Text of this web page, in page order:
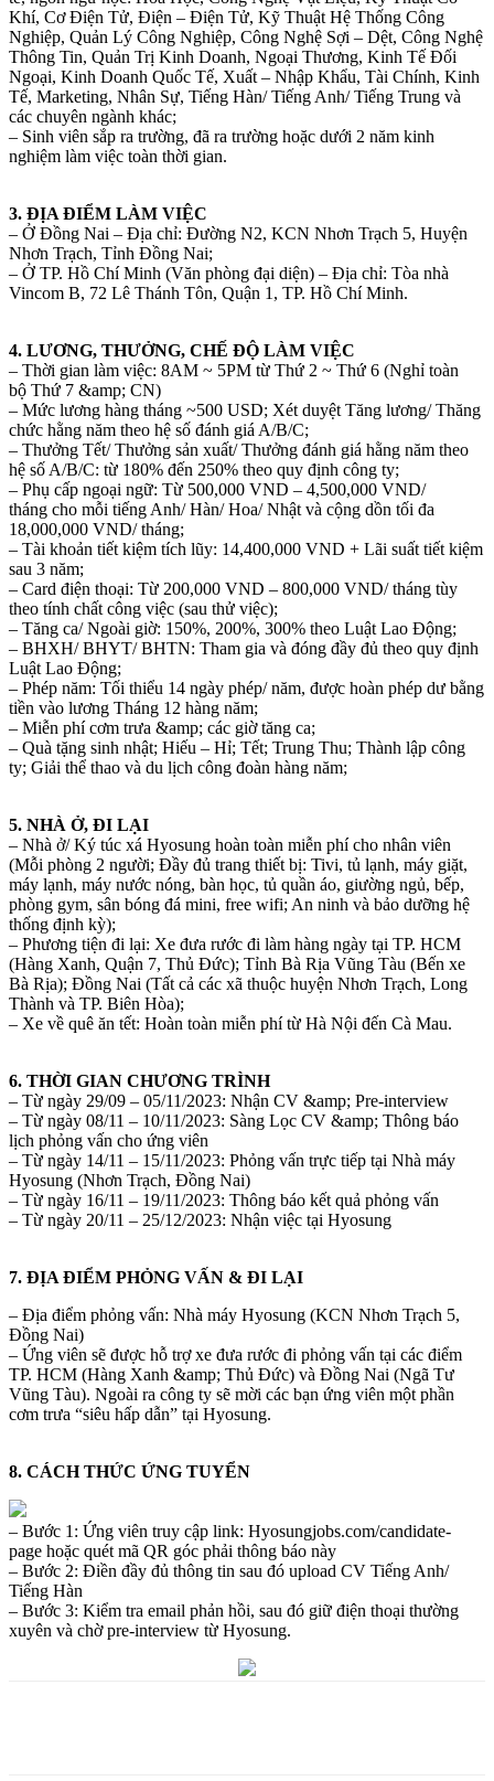
Khí, Cơ Điện Tử, Điện – Điện Tử, Kỹ Thuật Hệ Thống Công
Nghiệp, Quản Lý Công Nghiệp, Công Nghệ Sợi – Dệt, Công Nghệ
Thông Tin, Quản Trị Kinh Doanh, Ngoại Thương, Kinh Tế Đối
Ngoại, Kinh Doanh Quốc Tế, Xuất – Nhập Khẩu, Tài Chính, Kinh
Tế, Marketing, Nhân Sự, Tiếng Hàn/ Tiếng Anh/ Tiếng Trung và
các chuyên ngành khác;
– Sinh viên sắp ra trường, đã ra trường hoặc dưới 2 năm kinh
nghiệm làm việc toàn thời gian.
3. ĐỊA ĐIỂM LÀM VIỆC
– Ở Đồng Nai – Địa chỉ: Đường N2, KCN Nhơn Trạch 5, Huyện
Nhơn Trạch, Tỉnh Đồng Nai;
– Ở TP. Hồ Chí Minh (Văn phòng đại diện) – Địa chỉ: Tòa nhà
Vincom B, 72 Lê Thánh Tôn, Quận 1, TP. Hồ Chí Minh.
4. LƯƠNG, THƯỞNG, CHẾ ĐỘ LÀM VIỆC
– Thời gian làm việc: 8AM ~ 5PM từ Thứ 2 ~ Thứ 6 (Nghỉ toàn
bộ Thứ 7 &amp; CN)
– Mức lương hàng tháng ~500 USD; Xét duyệt Tăng lương/ Thăng
chức hằng năm theo hệ số đánh giá A/B/C;
– Thưởng Tết/ Thưởng sản xuất/ Thưởng đánh giá hằng năm theo
hệ số A/B/C: từ 180% đến 250% theo quy định công ty;
– Phụ cấp ngoại ngữ: Từ 500,000 VND – 4,500,000 VND/
tháng cho mỗi tiếng Anh/ Hàn/ Hoa/ Nhật và cộng dồn tối đa
18,000,000 VND/ tháng;
– Tài khoản tiết kiệm tích lũy: 14,400,000 VND + Lãi suất tiết kiệm
sau 3 năm;
– Card điện thoại: Từ 200,000 VND – 800,000 VND/ tháng tùy
theo tính chất công việc (sau thử việc);
– Tăng ca/ Ngoài giờ: 150%, 200%, 300% theo Luật Lao Động;
– BHXH/ BHYT/ BHTN: Tham gia và đóng đầy đủ theo quy định
Luật Lao Động;
– Phép năm: Tối thiểu 14 ngày phép/ năm, được hoàn phép dư bằng
tiền vào lương Tháng 12 hàng năm;
– Miễn phí cơm trưa &amp; các giờ tăng ca;
– Quà tặng sinh nhật; Hiếu – Hỉ; Tết; Trung Thu; Thành lập công
ty; Giải thể thao và du lịch công đoàn hàng năm;
5. NHÀ Ở, ĐI LẠI
– Nhà ở/ Ký túc xá Hyosung hoàn toàn miễn phí cho nhân viên
(Mỗi phòng 2 người; Đầy đủ trang thiết bị: Tivi, tủ lạnh, máy giặt,
máy lạnh, máy nước nóng, bàn học, tủ quần áo, giường ngủ, bếp,
phòng gym, sân bóng đá mini, free wifi; An ninh và bảo dưỡng hệ
thống định kỳ);
– Phương tiện đi lại: Xe đưa rước đi làm hàng ngày tại TP. HCM
(Hàng Xanh, Quận 7, Thủ Đức); Tỉnh Bà Rịa Vũng Tàu (Bến xe
Bà Rịa); Đồng Nai (Tất cả các xã thuộc huyện Nhơn Trạch, Long
Thành và TP. Biên Hòa);
– Xe về quê ăn tết: Hoàn toàn miễn phí từ Hà Nội đến Cà Mau.
6. THỜI GIAN CHƯƠNG TRÌNH
– Từ ngày 29/09 – 05/11/2023: Nhận CV &amp; Pre-interview
– Từ ngày 08/11 – 10/11/2023: Sàng Lọc CV &amp; Thông báo
lịch phỏng vấn cho ứng viên
– Từ ngày 14/11 – 15/11/2023: Phỏng vấn trực tiếp tại Nhà máy
Hyosung (Nhơn Trạch, Đồng Nai)
– Từ ngày 16/11 – 19/11/2023: Thông báo kết quả phỏng vấn
– Từ ngày 20/11 – 25/12/2023: Nhận việc tại Hyosung
7. ĐỊA ĐIỂM PHỎNG VẤN & ĐI LẠI
– Địa điểm phỏng vấn: Nhà máy Hyosung (KCN Nhơn Trạch 5,
Đồng Nai)
– Ứng viên sẽ được hỗ trợ xe đưa rước đi phỏng vấn tại các điểm
TP. HCM (Hàng Xanh &amp; Thủ Đức) và Đồng Nai (Ngã Tư
Vũng Tàu). Ngoài ra công ty sẽ mời các bạn ứng viên một phần
cơm trưa “siêu hấp dẫn” tại Hyosung.
8. CÁCH THỨC ỨNG TUYỂN
– Bước 1: Ứng viên truy cập link: Hyosungjobs.com/candidate-
page hoặc quét mã QR góc phải thông báo này
– Bước 2: Điền đầy đủ thông tin sau đó upload CV Tiếng Anh/
Tiếng Hàn
– Bước 3: Kiểm tra email phản hồi, sau đó giữ điện thoại thường
xuyên và chờ pre-interview từ Hyosung.